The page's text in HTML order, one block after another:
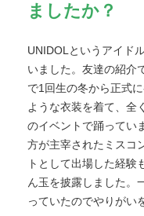
ましたか？
UNIDOLというアイド
いました。友達の紹介
で1回生の冬から正式
ような衣装を着て、全
のイベントで踊ってい
方が主宰されたミスコ
トとして出場した経験
ん玉を披露しました。
っていたのでやりがい